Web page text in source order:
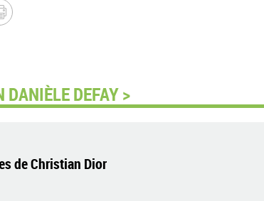
DANIÈLE DEFAY >
de Christian Dior